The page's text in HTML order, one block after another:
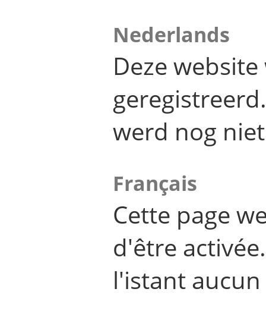
Nederlands
Deze
werd nog
Français
Cette page
d'être
l'istant